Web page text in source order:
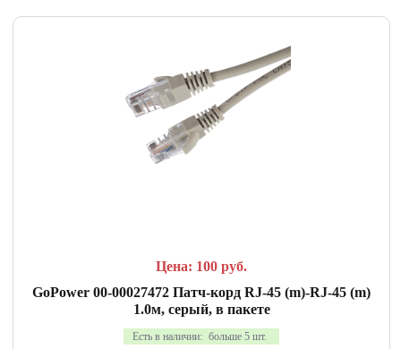
Цена: 100 руб.
GoPower 00-00027472 Патч-корд RJ-45 (m)-RJ-45 (m)
1.0м, серый, в пакете
Есть в наличии: больше 5 шт.